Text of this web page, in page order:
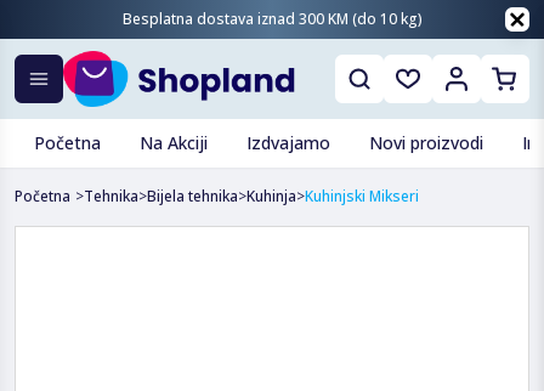
Besplatna dostava iznad 300 KM (do 10 kg)
Početna Na Akciji Izdvajamo Novi proizvodi
Početna >Tehnika>Bijela tehnika>Kuhinja>Kuhinjski Mikseri